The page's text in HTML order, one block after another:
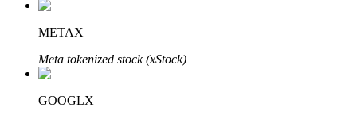
METAX
Meta tokenized stock (xStock)
GOOGLX